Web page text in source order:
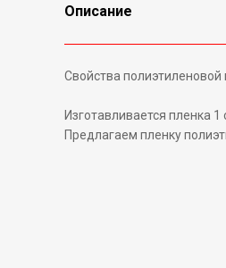
Описание
Свойства полиэтиленовой
Изготавливается пленка
Предлагаем пленку